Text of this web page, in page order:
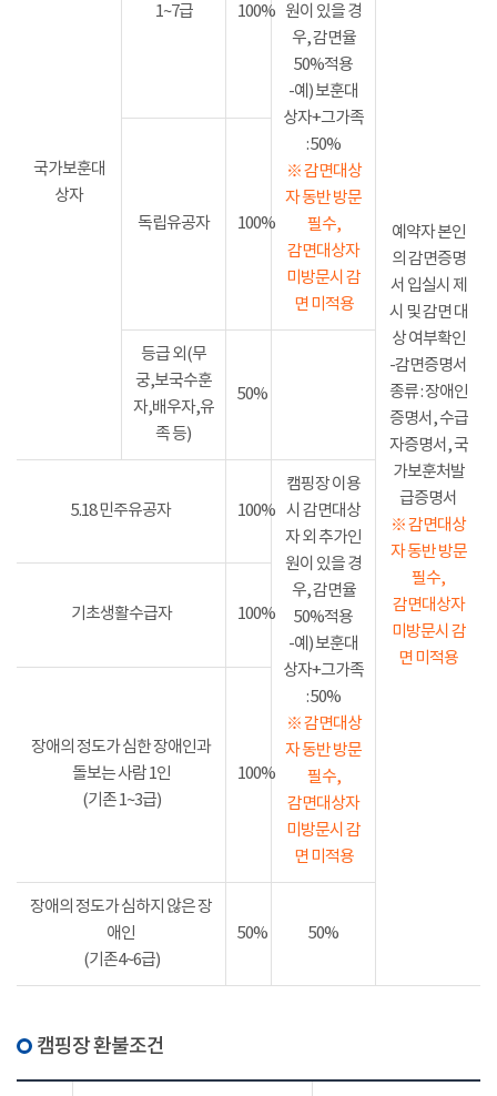
국가보훈대
상자
1~7급 100% 원이 있을 경
우, 감면율
50%적용
-예) 보훈대
상자+그가족
: 50%
※ 감면대상
자 동반 방문
필수,
감면대상자
미방문시 감
면 미적용
예약자 본인
의 감면증명
서 입실시 제
시 및 감면 대
상 여부확인
-감면증명서
종류 : 장애인
증명서, 수급
자증명서, 국
가보훈처발
급증명서
※ 감면대상
자 동반 방문
필수,
감면대상자
미방문시 감
면 미적용
독립유공자 100%
등급 외(무
궁,보국수훈
자,배우자,유
족 등)
50%
5.18 민주유공자 100%
캠핑장 이용
시 감면대상
자 외 추가인
원이 있을 경
우, 감면율
50%적용
-예) 보훈대
상자+그가족
: 50%
※ 감면대상
자 동반 방문
필수,
감면대상자
미방문시 감
면 미적용
기초생활수급자 100%
장애의 정도가 심한 장애인과
돌보는 사람 1인
(기존 1~3급)
100%
장애의 정도가 심하지 않은 장
애인
(기존4~6급)
50% 50%
캠핑장 환불조건